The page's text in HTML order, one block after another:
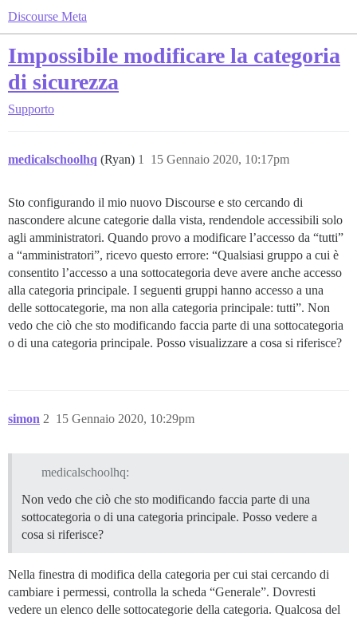
Discourse Meta
Impossibile modificare la categoria
di sicurezza
Supporto
medicalschoolhq (Ryan) 15 Gennaio 2020, 10:17pm
1
Sto configurando il mio nuovo Discourse e sto cercando di
nascondere alcune categorie dalla vista, rendendole accessibili solo
agli amministratori. Quando provo a modificare l’accesso da “tutti”
a “amministratori”, ricevo questo errore: “Qualsiasi gruppo a cui è
consentito l’accesso a una sottocategoria deve avere anche accesso
alla categoria principale. I seguenti gruppi hanno accesso a una
delle sottocategorie, ma non alla categoria principale: tutti”. Non
vedo che ciò che sto modificando faccia parte di una sottocategoria
o di una categoria principale. Posso visualizzare a cosa si riferisce?
simon 15 Gennaio 2020, 10:29pm
2
medicalschoolhq:
Non vedo che ciò che sto modificando faccia parte di una
sottocategoria o di una categoria principale. Posso vedere a
cosa si riferisce?
Nella finestra di modifica della categoria per cui stai cercando di
cambiare i permessi, controlla la scheda “Generale”. Dovresti
vedere un elenco delle sottocategorie della categoria. Qualcosa del